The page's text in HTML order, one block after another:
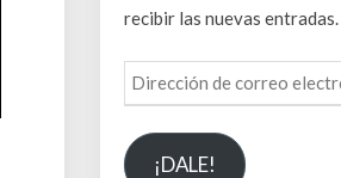
recibir las nuevas entradas.
Dirección
de
correo
electrónico
¡DALE!